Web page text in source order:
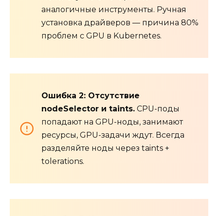
аналогичные инструменты. Ручная
установка драйверов — причина 80%
проблем с GPU в Kubernetes.
Ошибка 2: Отсутствие
nodeSelector и taints. CPU-поды
попадают на GPU-ноды, занимают
ресурсы, GPU-задачи ждут. Всегда
разделяйте ноды через taints +
tolerations.